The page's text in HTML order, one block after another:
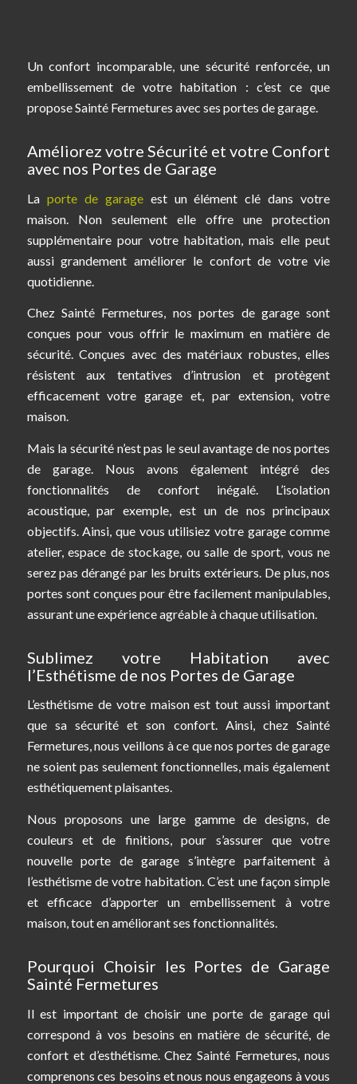
Un confort incomparable, une sécurité renforcée, un
embellissement de votre habitation : c’est ce que
propose Sainté Fermetures avec ses portes de garage.
Améliorez votre Sécurité et votre Confort
avec nos Portes de Garage
La porte de garageest un élément clé dans votre
maison. Non seulement elle offre une protection
supplémentaire pour votre habitation, mais elle peut
aussi grandement améliorer le confort de votre vie
quotidienne.
Chez Sainté Fermetures, nos portes de garage sont
conçues pour vous offrir le maximum en matière de
sécurité. Conçues avec des matériaux robustes, elles
résistent aux tentatives d’intrusion et protègent
efficacement votre garage et, par extension, votre
maison.
Mais la sécurité n’est pas le seul avantage de nos portes
de garage. Nous avons également intégré des
fonctionnalités de confort inégalé. L’isolation
acoustique, par exemple, est un de nos principaux
objectifs. Ainsi, que vous utilisiez votre garage comme
atelier, espace de stockage, ou salle de sport, vous ne
serez pas dérangé par les bruits extérieurs. De plus, nos
portes sont conçues pour être facilement manipulables,
assurant une expérience agréable à chaque utilisation.
Sublimez votre Habitation avec
l’Esthétisme de nos Portes de Garage
L’esthétisme de votre maison est tout aussi important
que sa sécurité et son confort. Ainsi, chez Sainté
Fermetures, nous veillons à ce que nos portes de garage
ne soient pas seulement fonctionnelles, mais également
esthétiquement plaisantes.
Nous proposons une large gamme de designs, de
couleurs et de finitions, pour s’assurer que votre
nouvelle porte de garage s’intègre parfaitement à
l’esthétisme de votre habitation. C’est une façon simple
et efficace d’apporter un embellissement à votre
maison, tout en améliorant ses fonctionnalités.
Pourquoi Choisir les Portes de Garage
Sainté Fermetures
Il est important de choisir une porte de garage qui
correspond à vos besoins en matière de sécurité, de
confort et d’esthétisme. Chez Sainté Fermetures, nous
comprenons ces besoins et nous nous engageons à vous